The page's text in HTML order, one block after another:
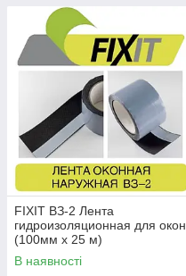
FIXIT ВЗ-2 Лента
гидроизоляционная для окон
(100мм х 25 м)
В наявності